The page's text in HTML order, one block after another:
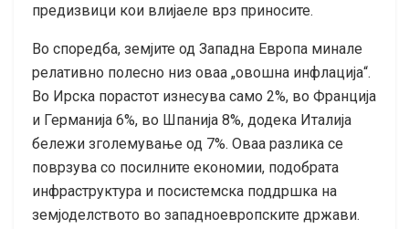
предизвици кои влијаеле врз приносите.
Во споредба, земјите од Западна Европа минале
релативно полесно низ оваа „овошна инфлација“.
Во Ирска порастот изнесува само 2%, во Франција
и Германија 6%, во Шпанија 8%, додека Италија
бележи зголемување од 7%. Оваа разлика се
поврзува со посилните економии, подобрата
инфраструктура и посистемска поддршка на
земјоделството во западноевропските држави.